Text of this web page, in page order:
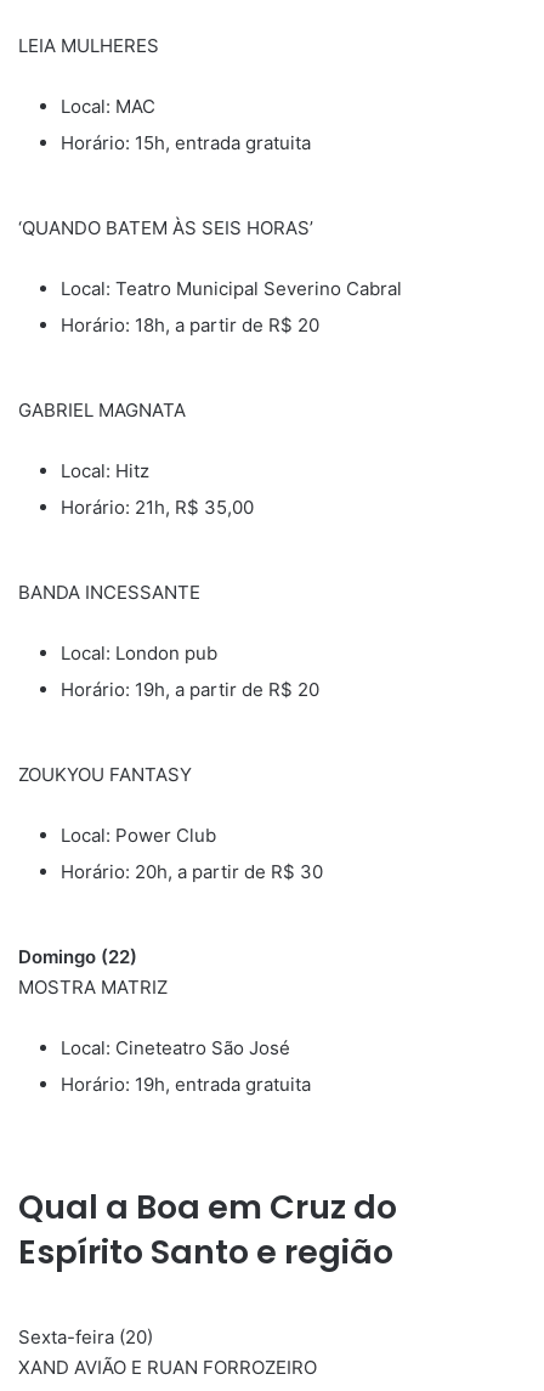
LEIA MULHERES
Local: MAC
Horário: 15h, entrada gratuita
‘QUANDO BATEM ÀS SEIS HORAS’
Local: Teatro Municipal Severino Cabral
Horário: 18h, a partir de R$ 20
GABRIEL MAGNATA
Local: Hitz
Horário: 21h, R$ 35,00
BANDA INCESSANTE
Local: London pub
Horário: 19h, a partir de R$ 20
ZOUKYOU FANTASY
Local: Power Club
Horário: 20h, a partir de R$ 30
Domingo (22)
MOSTRA MATRIZ
Local: Cineteatro São José
Horário: 19h, entrada gratuita
Qual a Boa em Cruz do
Espírito Santo e região
Sexta-feira (20)
XAND AVIÃO E RUAN FORROZEIRO